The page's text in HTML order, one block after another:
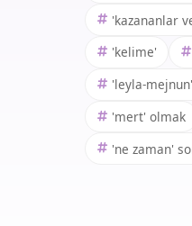
'kazananlar
'kelime'
'leyla-
'mert' olmak
'ne zaman'